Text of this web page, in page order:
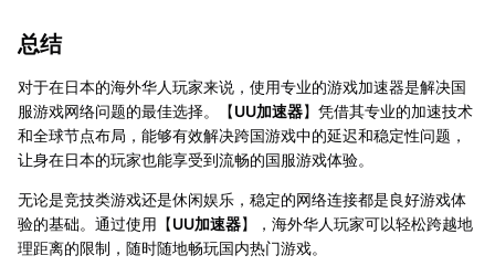
总结
对于在日本的海外华人玩家来说，使用专业的游戏加速器是解决国
服游戏网络问题的最佳选择。【UU加速器】凭借其专业的加速技术
和全球节点布局，能够有效解决跨国游戏中的延迟和稳定性问题，
让身在日本的玩家也能享受到流畅的国服游戏体验。
无论是竞技类游戏还是休闲娱乐，稳定的网络连接都是良好游戏体
验的基础。通过使用【UU加速器】，海外华人玩家可以轻松跨越地
理距离的限制，随时随地畅玩国内热门游戏。